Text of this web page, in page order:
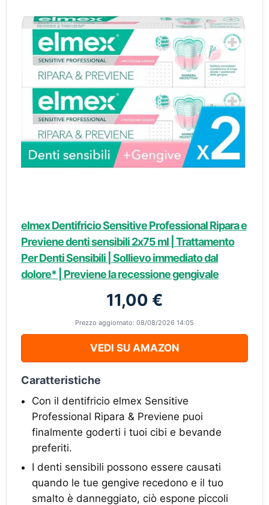
elmex Dentifricio Sensitive Professional Ripara e
Previene denti sensibili 2x75 ml | Trattamento
Per Denti Sensibili | Sollievo immediato dal
dolore* | Previene la recessione gengivale
11,00 €
Prezzo aggiornato: 08/08/2026 14:05
VEDI SU AMAZON
Caratteristiche
Con il dentifricio elmex Sensitive
Professional Ripara & Previene puoi
finalmente goderti i tuoi cibi e bevande
preferiti.
I denti sensibili possono essere causati
quando le tue gengive recedono e il tuo
smalto è danneggiato, ciò espone piccoli